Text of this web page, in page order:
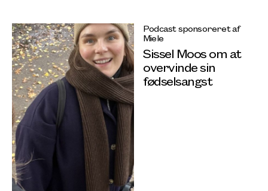
Podcast sponsoreret af
Miele
Sissel Moos om at
overvinde sin
fødselsangst